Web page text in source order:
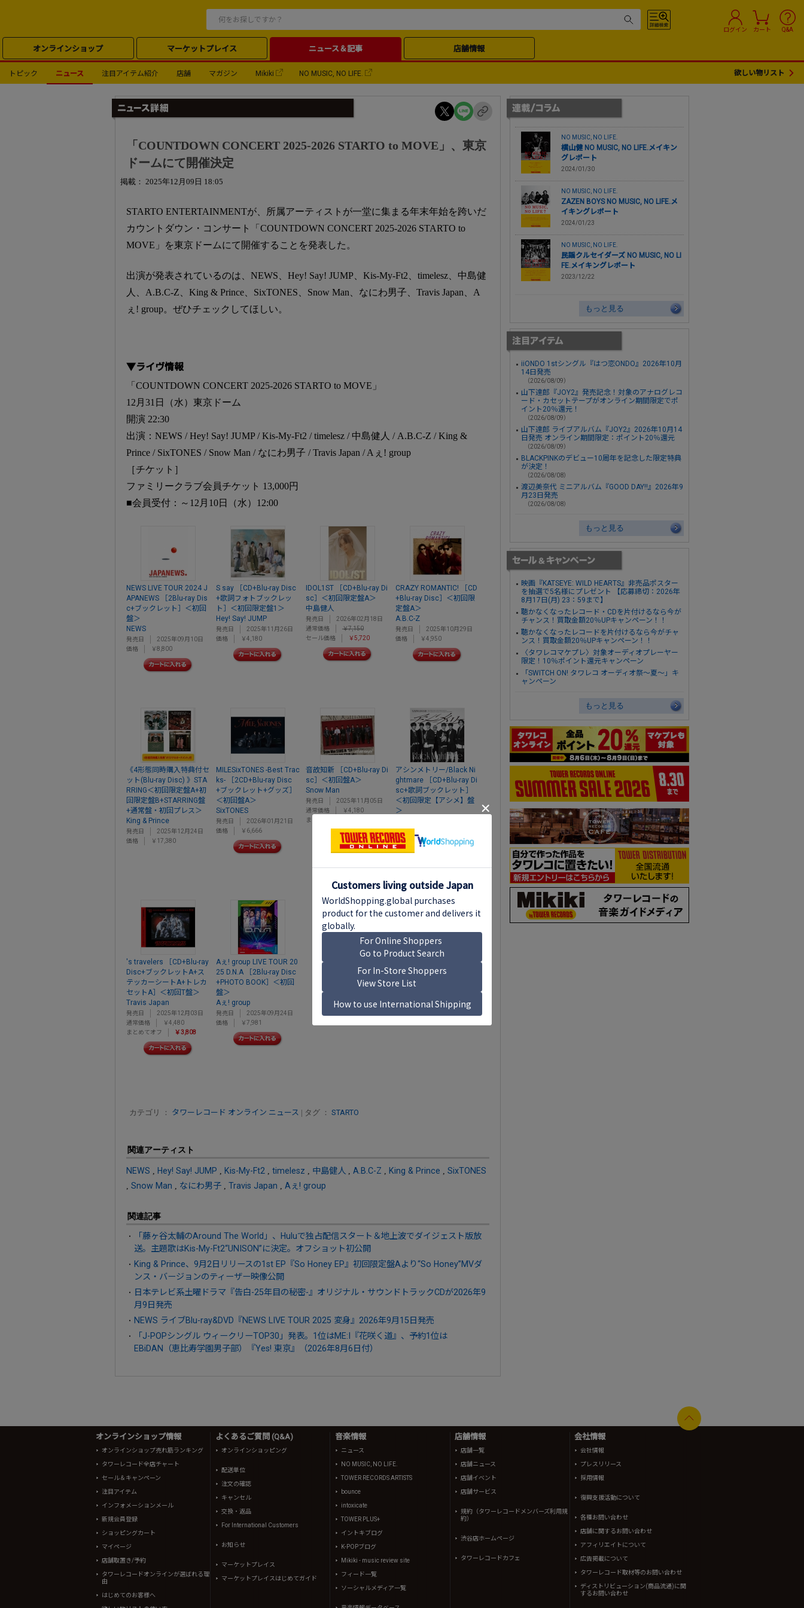
ログイン カート Q&A
オンラインショップ マーケットプレイス ニュース＆記事 店舗情報
トピック ニュース 注目アイテム紹介 店舗 マガジン Mikiki NO MUSIC, NO LIFE. 欲しい物リスト
「COUNTDOWN CONCERT 2025-2026 STARTO to MOVE」、東京
ドームにて開催決定
掲載： 2025年12月09日 18:05
STARTO ENTERTAINMENTが、所属アーティストが一堂に集まる年末年始を跨いだ
カウントダウン・コンサート「COUNTDOWN CONCERT 2025-2026 STARTO to
MOVE」を東京ドームにて開催することを発表した。
出演が発表されているのは、NEWS、Hey! Say! JUMP、Kis-My-Ft2、timelesz、中島健
人、A.B.C-Z、King & Prince、SixTONES、Snow Man、なにわ男子、Travis Japan、A
ぇ! group。ぜひチェックしてほしい。
▼ライヴ情報
「COUNTDOWN CONCERT 2025-2026 STARTO to MOVE」
12月31日（水）東京ドーム
開演 22:30
出演：NEWS / Hey! Say! JUMP / Kis-My-Ft2 / timelesz / 中島健人 / A.B.C-Z / King &
Prince / SixTONES / Snow Man / なにわ男子 / Travis Japan / Aぇ! group
［チケット］
ファミリークラブ会員チケット 13,000円
■会員受付：～12月10日（水）12:00
NEWS LIVE TOUR 2024 J
APANEWS ［2Blu-ray Dis
c+ブックレット］＜初回
盤＞
NEWS
発売日
2025年09月10日
価格
￥8,800
S say ［CD+Blu-ray Disc
+歌詞フォトブックレッ
ト］＜初回限定盤1＞
Hey! Say! JUMP
発売日
2025年11月26日
価格
￥4,180
IDOL1ST ［CD+Blu-ray Di
sc］＜初回限定盤A＞
中島健人
発売日
2026年02月18日
通常価格
￥7,150
セール価格
￥5,720
CRAZY ROMANTIC! ［CD
+Blu-ray Disc］＜初回限
定盤A＞
A.B.C-Z
発売日
2025年10月29日
価格
￥4,950
《4形態同時購入特典付セ
ット(Blu-ray Disc) 》STA
RRING＜初回限定盤A+初
回限定盤B+STARRING盤
+通常盤・初回プレス＞
King & Prince
発売日
2025年12月24日
価格
￥17,380
MILESixTONES -Best Trac
ks- ［2CD+Blu-ray Disc
+ブックレット+グッズ］
＜初回盤A＞
SixTONES
発売日
2026年01月21日
価格
￥6,666
音故知新 ［CD+Blu-ray Di
sc］＜初回盤A＞
Snow Man
発売日
2025年11月05日
通常価格
￥4,180
まとめてオフ
アシンメトリー/Black Ni
ghtmare ［CD+Blu-ray Di
sc+歌詞ブックレット］
＜初回限定【アシメ】盤
＞
発売日
価格
￥1,650
's travelers ［CD+Blu-ray
Disc+ブックレットA+ス
テッカーシートA+トレカ
セットA］＜初回T盤＞
Travis Japan
発売日
2025年12月03日
通常価格
￥4,480
まとめてオフ
￥3,808
Aぇ! group LIVE TOUR 20
25 D.N.A ［2Blu-ray Disc
+PHOTO BOOK］＜初回
盤＞
Aぇ! group
発売日
2025年09月24日
価格
￥7,981
カテゴリ ： タワーレコード オンライン ニュース | タグ ： STARTO
関連アーティスト
NEWS Hey! Say! JUMP Kis-My-Ft2 timelesz 中島健人 A.B.C-Z King & Prince
SixTONES
Snow Man なにわ男子 Travis Japan Aぇ! group
関連記事
「藤ヶ谷太輔のAround The World」、Huluで独占配信スタート＆地上波でダイジェスト版放
送。主題歌はKis-My-Ft2“UNISON”に決定。オフショット初公開
King & Prince、9月2日リリースの1st EP『So Honey EP』初回限定盤Aより“So Honey”MVダ
ンス・バージョンのティーザー映像公開
日本テレビ系土曜ドラマ『告白-25年目の秘密-』オリジナル・サウンドトラックCDが2026年9
月9日発売
NEWS ライブBlu-ray&DVD『NEWS LIVE TOUR 2025 変身』2026年9月15日発売
「J-POPシングル ウィークリーTOP30」発表。1位はME:I『花咲く道』、予約1位は
EBiDAN（恵比寿学園男子部）『Yes! 東京』（2026年8月6日付）
NO MUSIC, NO LIFE.
横山健 NO MUSIC, NO LIFE.メイキン
グレポート
2024/01/30
NO MUSIC, NO LIFE.
ZAZEN BOYS NO MUSIC, NO LIFE.メ
イキングレポート
2024/01/23
NO MUSIC, NO LIFE.
民謡クルセイダーズ NO MUSIC, NO LI
FE.メイキングレポート
2023/12/22
もっと見る
iiONDO 1stシングル『はつ恋ONDO』2026年10月
14日発売
（2026/08/09）
山下達郎『JOY2』発売記念！対象のアナログレコ
ード・カセットテープがオンライン期間限定でポ
イント20％還元！
（2026/08/09）
山下達郎 ライブアルバム『JOY2』2026年10月14
日発売 オンライン期間限定：ポイント20％還元
（2026/08/09）
BLACKPINKのデビュー10周年を記念した限定特典
が決定！
（2026/08/08）
渡辺美奈代 ミニアルバム『GOOD DAY!!』2026年9
月23日発売
（2026/08/08）
もっと見る
映画『KATSEYE: WILD HEARTS』非売品ポスター
を抽選で5名様にプレゼント 【応募締切：2026年
8月17日(月) 23：59まで】
聴かなくなったレコード・CDを片付けるなら今が
チャンス！買取金額20％UPキャンペーン！！
聴かなくなったレコードを片付けるなら今がチャ
ンス！買取金額20％UPキャンペーン！！
〈タワレコマケプレ〉対象オーディオプレーヤー
限定！10％ポイント還元キャンペーン
「SWITCH ON! タワレコ オーディオ祭～夏～」キ
ャンペーン
もっと見る
オンラインショップ情報
オンラインショップ売れ筋ランキング
タワーレコード全店チャート
セール＆キャンペーン
注目アイテム
インフォメーションメール
新規会員登録
ショッピングカート
マイページ
店舗取置き/予約
タワーレコードオンラインが選ばれる理
由
はじめてのお客様へ
よくあるご質問 (Q&A)
オンラインショッピング
配送単位
注文の確認
キャンセル
交換・返品
For International Customers
お知らせ
マーケットプレイス
マーケットプレイスはじめてガイド
音楽情報
ニュース
NO MUSIC, NO LIFE.
TOWER RECORDS ARTISTS
bounce
intoxicate
TOWER PLUS+
イントキブログ
K-POPブログ
Mikiki - music review site
フィード一覧
ソーシャルメディア一覧
店舗情報
店舗一覧
店舗ニュース
店舗イベント
店舗サービス
規約（タワーレコードメンバーズ利用規
約）
渋谷店ホームページ
タワーレコードカフェ
会社情報
会社情報
プレスリリース
採用情報
復興支援活動について
各種お問い合わせ
店舗に関するお問い合わせ
アフィリエイトについて
広告掲載について
タワーレコード取材等のお問い合わせ
ディストリビューション(商品流通)に関
するお問い合わせ